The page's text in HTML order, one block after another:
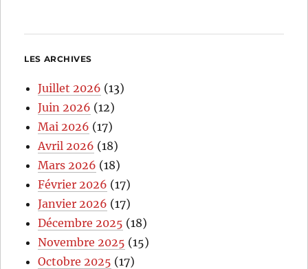
LES ARCHIVES
Juillet 2026 (13)
Juin 2026 (12)
Mai 2026 (17)
Avril 2026 (18)
Mars 2026 (18)
Février 2026 (17)
Janvier 2026 (17)
Décembre 2025 (18)
Novembre 2025 (15)
Octobre 2025 (17)